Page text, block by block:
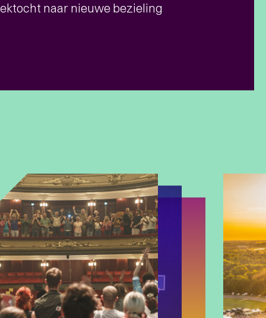
naar nieuwe bezieling